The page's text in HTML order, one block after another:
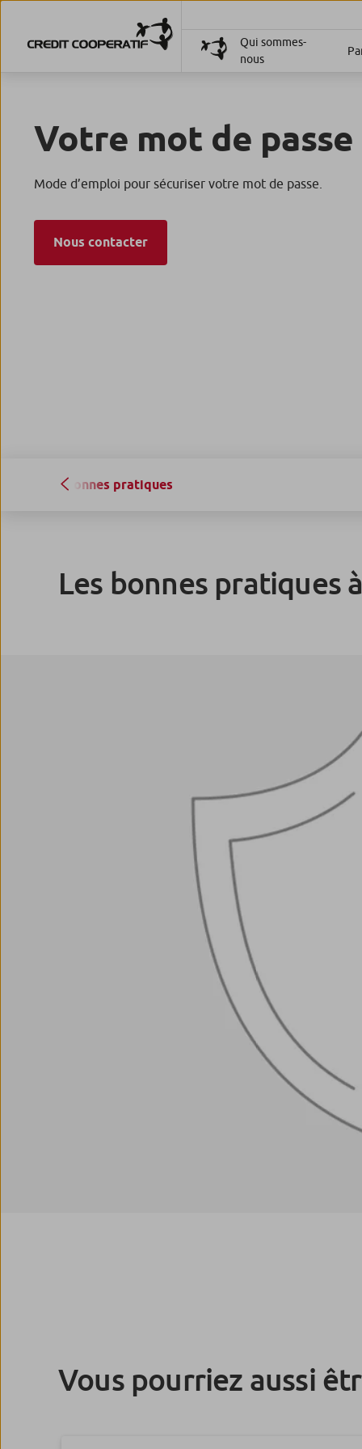
Qui sommes-
nous
Votre mot de passe
Mode d’emploi pour sécuriser votre mot de passe.
Nous contacter
Bonnes pratiques
Les bonnes pratiques
Vous pourriez aussi